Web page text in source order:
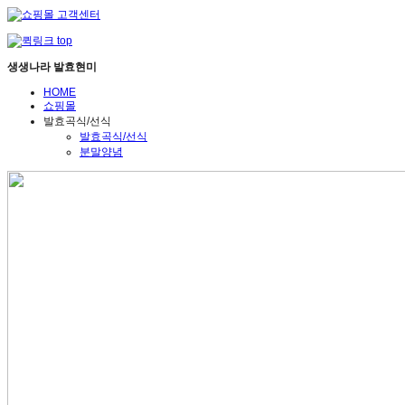
생생나라 발효현미
HOME
쇼핑몰
발효곡식/선식
발효곡식/선식
분말양념